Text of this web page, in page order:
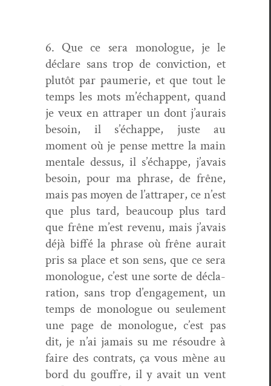
6. Que ce sera mono­logue, je le
déclare sans trop de con­vic­tion, et
plutôt par paumerie, et que tout le
temps les mots m’échappent, quand
je veux en attrap­er un dont j’aurais
besoin, il s’échappe, juste au
moment où je pense met­tre la main
men­tale dessus, il s’échappe, j’avais
besoin, pour ma phrase, de frêne,
mais pas moyen de l’attraper, ce n’est
que plus tard, beau­coup plus tard
que frêne m’est revenu, mais j’avais
déjà bif­fé la phrase où frêne aurait
pris sa place et son sens, que ce sera
mono­logue, c’est une sorte de déc­la­
ra­tion, sans trop d’engagement, un
temps de mono­logue ou seule­ment
une page de mono­logue, c’est pas
dit, je n’ai jamais su me résoudre à
faire des con­trats, ça vous mène au
bord du gouf­fre, il y avait un vent